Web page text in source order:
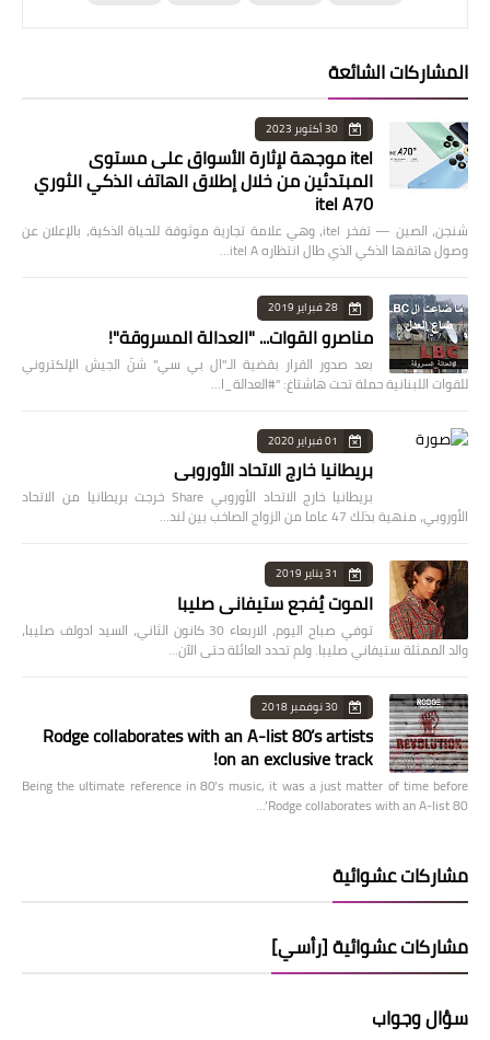
المشاركات الشائعة
30 أكتوبر 2023
itel موجهة لإثارة الأسواق على مستوى
المبتدئين من خلال إطلاق الهاتف الذكي الثوري
itel A70
شنجن، الصين — تفخر itel، وهي علامة تجارية موثوقة للحياة الذكية، بالإعلان عن
وصول هاتفها الذكي الذي طال انتظاره itel A…
28 فبراير 2019
مناصرو القوات... "العدالة المسروقة"!
بعد صدور القرار بقضية الـ"ال بي سي" شنّ الجيش الإلكتروني
للقوات اللبنانية حملة تحت هاشتاغ: "#العدالة_ا…
01 فبراير 2020
بريطانيا خارج الاتحاد الأوروبي
بريطانيا خارج الاتحاد الأوروبي Share خرجت بريطانيا من الاتحاد
الأوروبي، منهية بذلك 47 عاما من الزواج الصاخب بين لند…
31 يناير 2019
الموت يُفجع ستيفاني صليبا
توفي صباح اليوم، الاربعاء 30 كانون الثاني، السيد ادولف صليبا،
والد الممثلة ستيفاني صليبا. ولم تحدد العائلة حتى الآن…
30 نوفمبر 2018
Rodge collaborates with an A-list 80’s artists
on an exclusive track!
Being the ultimate reference in 80’s music, it was a just matter of time before
Rodge collaborates with an A-list 80’…
مشاركات عشوائية
مشاركات عشوائية [رأسي]
سؤال وجواب